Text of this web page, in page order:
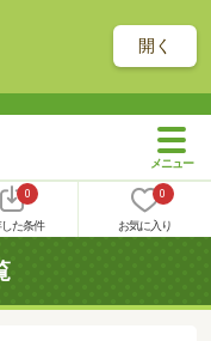
開く
0
た条件
0
お気に入り